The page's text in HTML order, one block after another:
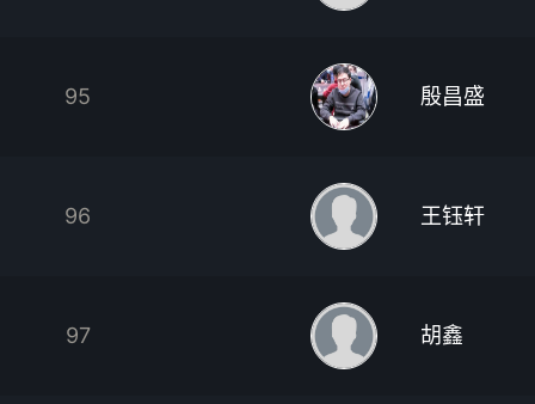
95 殷昌盛
96 王钰轩
97 胡鑫